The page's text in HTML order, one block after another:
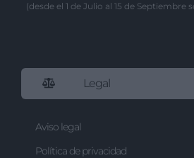
(desde el 1 de Julio al 15 de Septiembre
Legal
Aviso legal
Política de privacidad